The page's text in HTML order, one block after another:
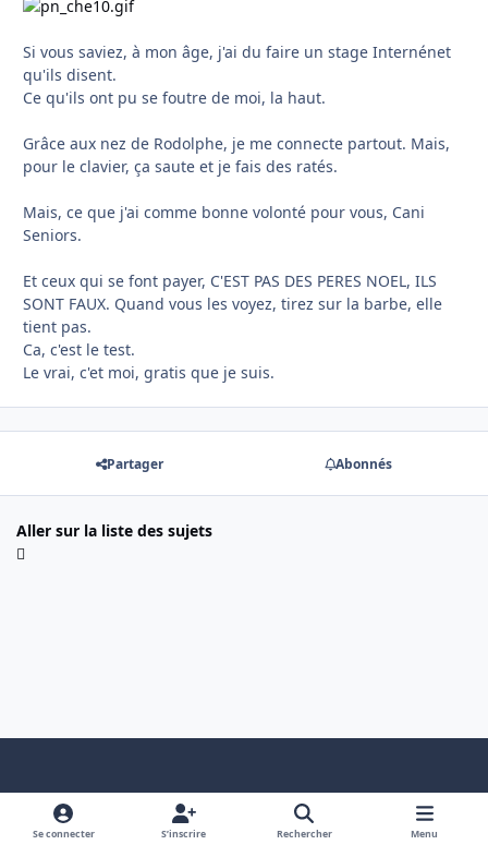
Si vous saviez, à mon âge, j'ai du faire un stage Internénet
qu'ils disent.
Ce qu'ils ont pu se foutre de moi, la haut.
Grâce aux nez de Rodolphe, je me connecte partout. Mais,
pour le clavier, ça saute et je fais des ratés.
Mais, ce que j'ai comme bonne volonté pour vous, Cani
Seniors.
Et ceux qui se font payer, C'EST PAS DES PERES NOEL, ILS
SONT FAUX. Quand vous les voyez, tirez sur la barbe, elle
tient pas.
Ca, c'est le test.
Le vrai, c'et moi, gratis que je suis.
Partager Abonnés
Aller sur la liste des sujets
Light ModeDark ModeSystem Preference x
Se connecter S’inscrire Rechercher Menu